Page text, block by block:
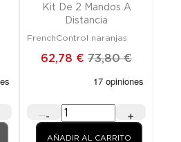
Kit De 2 Mandos A
Distancia
FrenchControl naranjas
62,78 € 73,80 €
- +
AÑADIR AL CARRITO